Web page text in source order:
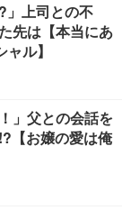
」上司との不
先は【本当にあ
ル】
」父との会話を
【お嬢の愛は俺